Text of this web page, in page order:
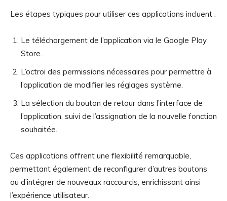
Les étapes typiques pour utiliser ces applications incluent :
Le téléchargement de l’application via le Google Play
Store.
L’octroi des permissions nécessaires pour permettre à
l’application de modifier les réglages système.
La sélection du bouton de retour dans l’interface de
l’application, suivi de l’assignation de la nouvelle fonction
souhaitée.
Ces applications offrent une flexibilité remarquable,
permettant également de reconfigurer d’autres boutons
ou d’intégrer de nouveaux raccourcis, enrichissant ainsi
l’expérience utilisateur.